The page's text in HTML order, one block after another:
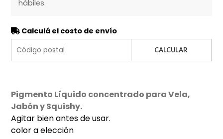
hábiles.
Calculá el costo de envío
CALCULAR
Pigmento Líquido concentrado para Vela,
Jabón y Squishy.
Agitar bien antes de usar.
color a elección